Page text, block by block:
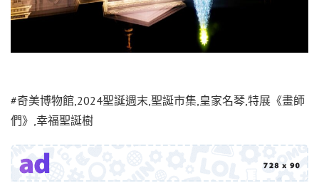
#奇美博物館,2024聖誕週末,聖誕市集,皇家名琴,特展《畫師
們》,幸福聖誕樹